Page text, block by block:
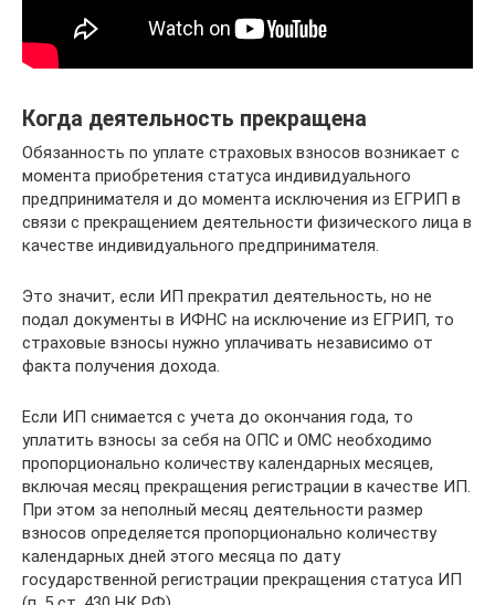
Когда деятельность прекращена
Обязанность по уплате страховых взносов возникает с
момента приобретения статуса индивидуального
предпринимателя и до момента исключения из ЕГРИП в
связи с прекращением деятельности физического лица в
качестве индивидуального предпринимателя.
Это значит, если ИП прекратил деятельность, но не
подал документы в ИФНС на исключение из ЕГРИП, то
страховые взносы нужно уплачивать независимо от
факта получения дохода.
Если ИП снимается с учета до окончания года, то
уплатить взносы за себя на ОПС и ОМС необходимо
пропорционально количеству календарных месяцев,
включая месяц прекращения регистрации в качестве ИП.
При этом за неполный месяц деятельности размер
взносов определяется пропорционально количеству
календарных дней этого месяца по дату
государственной регистрации прекращения статуса ИП